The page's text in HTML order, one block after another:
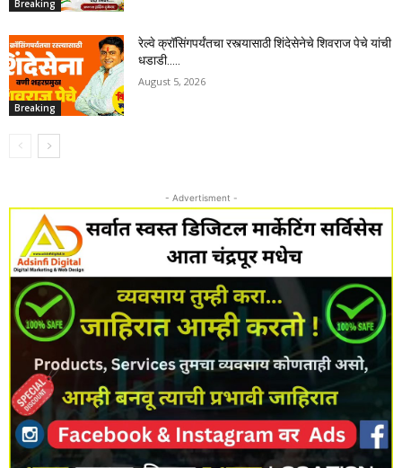
Breaking
Breaking
रेल्वे क्रॉसिंगपर्यंतचा रस्त्यासाठी शिंदेसेनेचे शिवराज पेचे यांची
धडाडी…..
August 5, 2026
- Advertisment -